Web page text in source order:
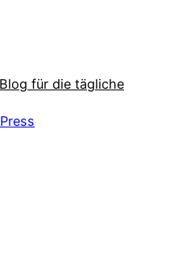
für die tägliche